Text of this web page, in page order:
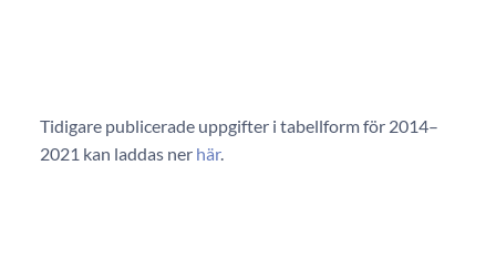
Tidigare publicerade uppgifter i tabellform för 2014–
2021 kan laddas ner här.